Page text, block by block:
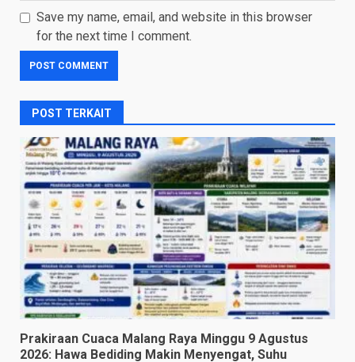
Save my name, email, and website in this browser
for the next time I comment.
POST TERKAIT
Prakiraan Cuaca Malang Raya Minggu 9 Agustus
2026: Hawa Bediding Makin Menyengat, Suhu